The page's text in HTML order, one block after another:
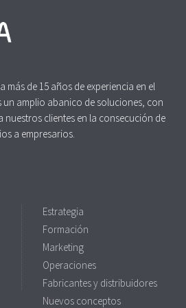
de 15 años de experiencia en el
un amplio abanico de soluciones, con
clientes en la consecución de
a empresarios.
Estrategia
Formación
Marketing
Operaciones
Fabricantes y distribuidores
Nuevos conceptos